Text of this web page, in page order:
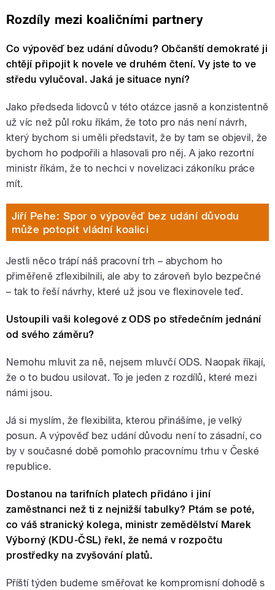
Rozdíly mezi koaličními partnery
Co výpověď bez udání důvodu? Občanští demokraté ji
chtějí připojit k novele ve druhém čtení. Vy jste to ve
středu vylučoval. Jaká je situace nyní?
Jako předseda lidovců v této otázce jasně a konzistentně
už víc než půl roku říkám, že toto pro nás není návrh,
který bychom si uměli představit, že by tam se objevil, že
bychom ho podpořili a hlasovali pro něj. A jako rezortní
ministr říkám, že to nechci v novelizaci zákoníku práce
mít.
Jiří Pehe: Spor o výpověď bez udání důvodu
může potopit vládní koalici
Jestli něco trápí náš pracovní trh – abychom ho
přiměřeně zflexibilnili, ale aby to zároveň bylo bezpečné
– tak to řeší návrhy, které už jsou ve flexinovele teď.
Ustoupili vaši kolegové z ODS po středečním jednání
od svého záměru?
Nemohu mluvit za ně, nejsem mluvčí ODS. Naopak říkají,
že o to budou usilovat. To je jeden z rozdílů, které mezi
námi jsou.
Já si myslím, že flexibilita, kterou přinášíme, je velký
posun. A výpověď bez udání důvodu není to zásadní, co
by v současné době pomohlo pracovnímu trhu v České
republice.
Dostanou na tarifních platech přidáno i jiní
zaměstnanci než ti z nejnižší tabulky? Ptám se poté,
co váš stranický kolega, ministr zemědělství Marek
Výborný (KDU-ČSL) řekl, že nemá v rozpočtu
prostředky na zvyšování platů.
Příští týden budeme směřovat ke kompromisní dohodě s